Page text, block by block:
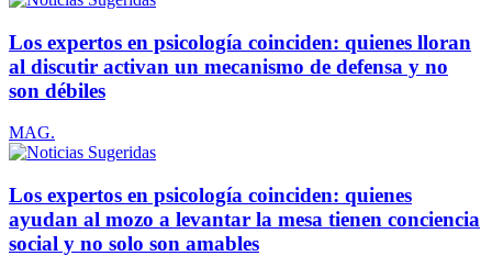
Los expertos en psicología coinciden: quienes lloran
al discutir activan un mecanismo de defensa y no
son débiles
MAG.
Los expertos en psicología coinciden: quienes
ayudan al mozo a levantar la mesa tienen conciencia
social y no solo son amables